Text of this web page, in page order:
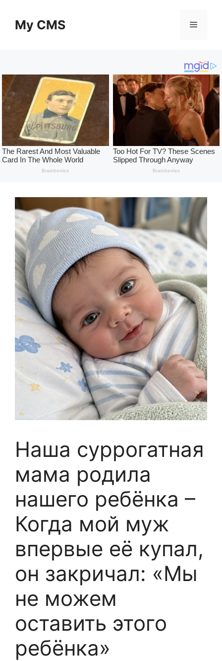
contentMy CMS Menu
Наша суррогатная
мама родила
нашего ребёнка –
Когда мой муж
впервые её купал,
он закричал: «Мы
не можем
оставить этого
ребёнка»